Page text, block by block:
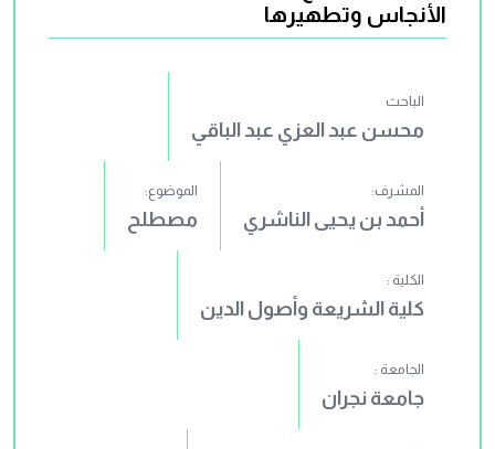
الأنجاس وتطهيرها
الباحث
محسن عبد العزي عبد الباقي
المشرف:
أحمد بن يحيى الناشري
الموضوع:
مصطلح
الكلية :
كلية الشريعة وأصول الدين
الجامعة :
جامعة نجران